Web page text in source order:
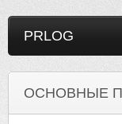
PRLOG
ОСНОВНЫЕ